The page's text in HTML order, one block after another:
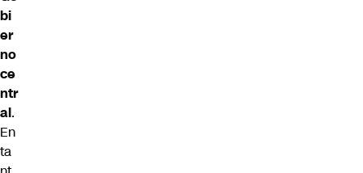
bi
er
no
ce
ntr
al.
En
ta